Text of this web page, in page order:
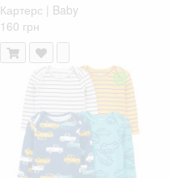
Картерс | Baby
160 грн